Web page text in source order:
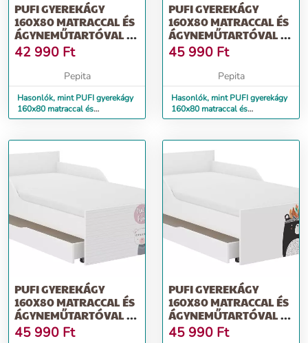
PUFI GYEREKÁGY
160X80 MATRACCAL ÉS
ÁGYNEMŰTARTÓVAL -
BOHO RÓKA
42 990 Ft
Pepita
Hasonlók, mint PUFI gyerekágy
160x80 matraccal és
ágyneműtartóval - boho róka
PUFI GYEREKÁGY
160X80 MATRACCAL ÉS
ÁGYNEMŰTARTÓVAL -
MINI ZOO
45 990 Ft
Pepita
Hasonlók, mint PUFI gyerekágy
160x80 matraccal és
ágyneműtartóval - mini zoo
PUFI GYEREKÁGY
160X80 MATRACCAL ÉS
ÁGYNEMŰTARTÓVAL -
BOHO MACI
45 990 Ft
PUFI GYEREKÁGY
160X80 MATRACCAL ÉS
ÁGYNEMŰTARTÓVAL -
INDIÁN MEDVE
45 990 Ft